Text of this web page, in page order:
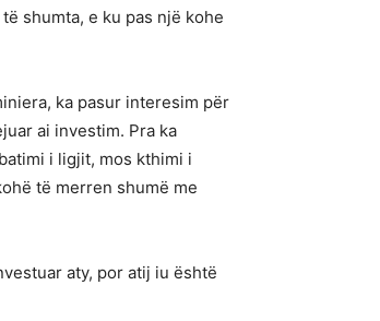
shumta, e ku pas një kohe
ka pasur interesim për
ai investim. Pra ka
i ligjit, mos kthimi i
të merren shumë me
aty, por atij iu është